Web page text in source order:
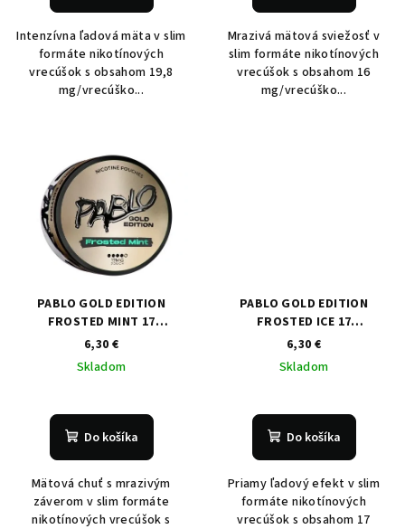
vIntenzívna ľadová mäta v slim
formáte nikotínových
vrecúšok s obsahom 19,8
mg/vrecúško...
Mrazivá mätová sviežosť v
slim formáte nikotínových
vrecúšok s obsahom 16
mg/vrecúško...
PABLO GOLD EDITION
FROSTED MINT 17
mg/vrecúško
6,30 €
Skladom
Do košíka
Mätová chuť s mrazivým
záverom v slim formáte
nikotínových vrecúšok s
PABLO GOLD EDITION
FROSTED ICE 17
mg/vrecúško
6,30 €
Skladom
Do košíka
Priamy ľadový efekt v slim
formáte nikotínových
vrecúšok s obsahom 17